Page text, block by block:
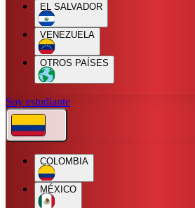
EL SALVADOR
VENEZUELA
OTROS PAÍSES
Soy estudiante
COLOMBIA
MÉXICO